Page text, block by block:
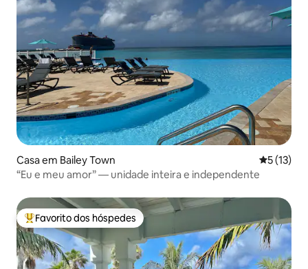
Casa em Bailey Town
5 (13)
“Eu e meu amor” — unidade inteira e independente
Favoritos dos hóspedes mais apreciados
Favorito dos hóspedes